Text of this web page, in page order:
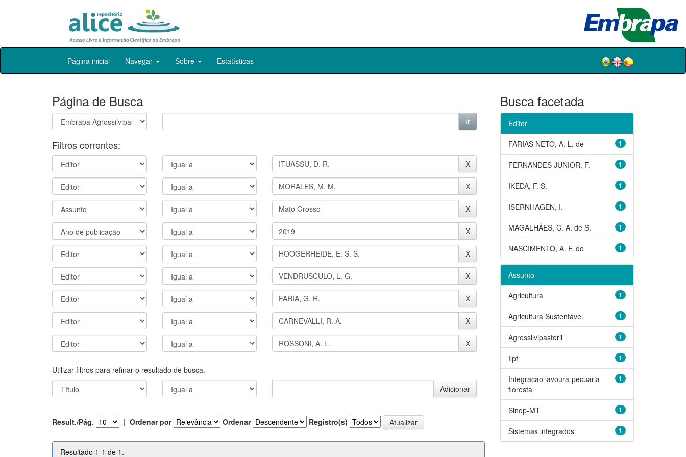
Skip
Página inicial Navegar Sobre Estatísticas
Página de Busca
Filtros correntes:
Utilizar filtros para refinar o resultado de busca.
Result./Pág. | Ordenar por Ordenar Registro(s)
Resultado 1-1 de 1.
Busca facetada
Editor
1
FARIAS NETO, A. L. de
1
FERNANDES JUNIOR, F.
1
IKEDA, F. S.
1
ISERNHAGEN, I.
1
MAGALHÃES, C. A. de S.
1
NASCIMENTO, A. F. do
Assunto
1
Agricultura
1
Agricultura Sustentável
1
Agrossilvipastoril
1
Ilpf
1
Integracao lavoura-pecuaria-
floresta
1
Sinop-MT
1
Sistemas integrados